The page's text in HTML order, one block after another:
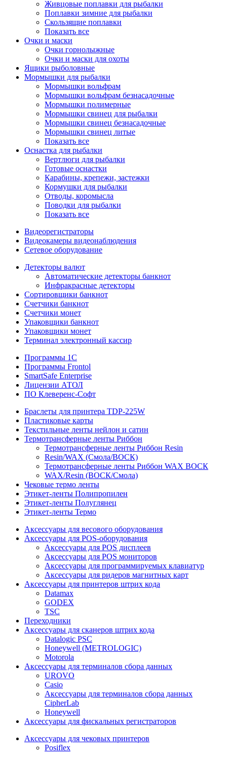
Живцовые поплавки для рыбалки
Поплавки зимние для рыбалки
Скользящие поплавки
Показать все
Очки и маски
Очки горнолыжные
Очки и маски для охоты
Ящики рыболовные
Мормышки для рыбалки
Мормышки вольфрам
Мормышки вольфрам безнасадочные
Мормышки полимерные
Мормышки свинец для рыбалки
Мормышки свинец безнасадочные
Мормышки свинец литые
Показать все
Оснастка для рыбалки
Вертлюги для рыбалки
Готовые оснастки
Карабины, крепежи, застежки
Кормушки для рыбалки
Отводы, коромысла
Поводки для рыбалки
Показать все
Видеорегистраторы
Видеокамеры видеонаблюдения
Сетевое оборудование
Детекторы валют
Автоматические детекторы банкнот
Инфракрасные детекторы
Сортировщики банкнот
Счетчики банкнот
Счетчики монет
Упаковщики банкнот
Упаковщики монет
Терминал электронный кассир
Программы 1C
Программы Frontol
SmartSafe Enterprise
Лицензии АТОЛ
ПО Клеверенс-Софт
Браслеты для принтера TDP-225W
Пластиковые карты
Текстильные ленты нейлон и сатин
Термотрансферные ленты Риббон
Термотрансферные ленты Риббон Resin
Resin/WAX (Смола/ВОСК)
Термотрансферные ленты Риббон WAX ВОСК
WAX/Resin (ВОСК/Смола)
Чековые термо ленты
Этикет-ленты Полипропилен
Этикет-ленты Полуглянец
Этикет-ленты Термо
Аксессуары для весового оборудования
Аксессуары для POS-оборудования
Аксессуары для POS дисплеев
Аксессуары для POS мониторов
Аксессуары для программируемых клавиатур
Аксессуары для ридеров магнитных карт
Аксессуары для принтеров штрих кода
Datamax
GODEX
TSC
Переходники
Аксессуары для сканеров штрих кода
Datalogic PSC
Honeywell (METROLOGIC)
Motorola
Аксессуары для терминалов сбора данных
UROVO
Casio
Аксессуары для терминалов сбора данных
CipherLab
Honeywell
Аксессуары для фискальных регистраторов
Аксессуары для чековых принтеров
Posiflex